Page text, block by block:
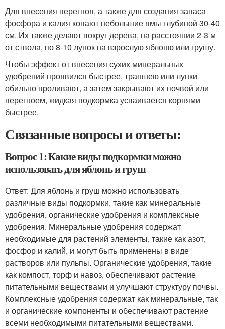
Для внесения перегноя, а также для создания запаса
фосфора и калия копают небольшие ямы глубиной 30-40
см. Их также делают вокруг дерева, на расстоянии 2-3 м
от ствола, по 8-10 лунок на взрослую яблоню или грушу.
Чтобы эффект от внесения сухих минеральных
удобрений проявился быстрее, траншею или лунки
обильно проливают, а затем закрывают их почвой или
перегноем, жидкая подкормка усваивается корнями
быстрее.
Связанные вопросы и ответы:
Вопрос 1: Какие виды подкормки можно
использовать для яблонь и груш
Ответ: Для яблонь и груш можно использовать
различные виды подкормки, такие как минеральные
удобрения, органические удобрения и комплексные
удобрения. Минеральные удобрения содержат
необходимые для растений элементы, такие как азот,
фосфор и калий, и могут быть применены в виде
растворов или пульпы. Органические удобрения, такие
как компост, торф и навоз, обеспечивают растение
питательными веществами и улучшают структуру почвы.
Комплексные удобрения содержат как минеральные, так
и органические компоненты и обеспечивают растение
всеми необходимыми питательными веществами.